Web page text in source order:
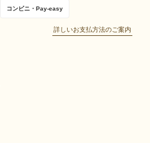
コンビニ・Pay-easy
詳しいお支払方法のご案内